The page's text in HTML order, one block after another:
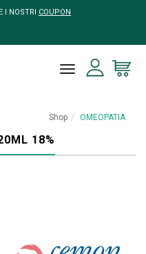
I NOSTRI COUPON
toggle
Shop OMEOPATIA
18%